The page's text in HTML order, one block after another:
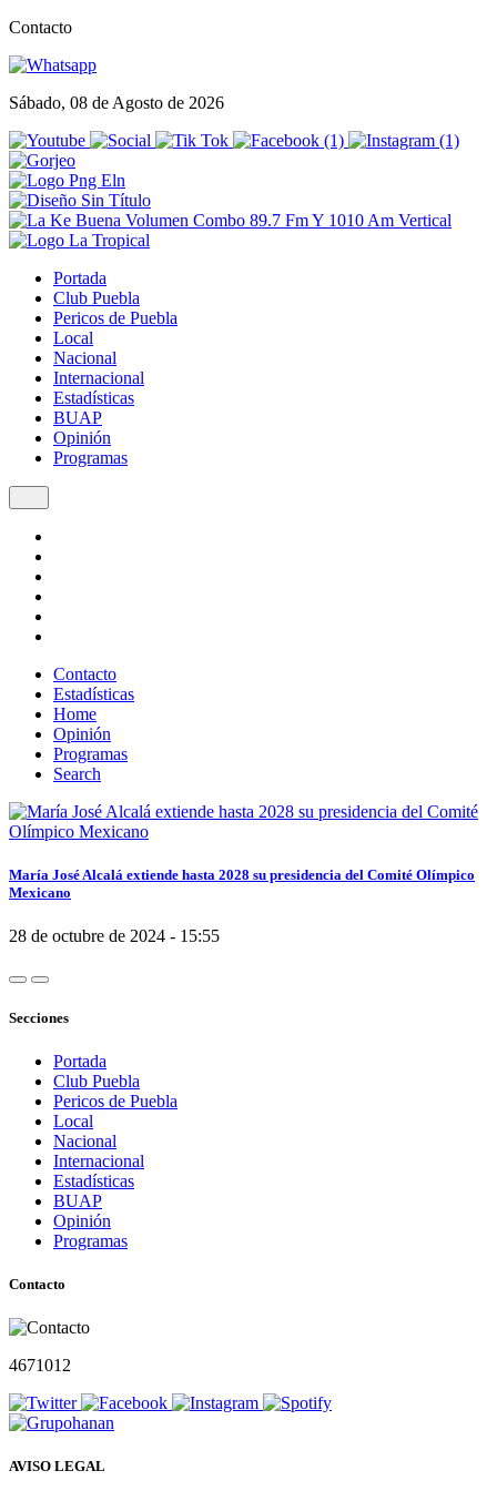
Contacto
Sábado, 08 de Agosto de 2026
Portada
Club Puebla
Pericos de Puebla
Local
Nacional
Internacional
Estadísticas
BUAP
Opinión
Programas
Contacto
Estadísticas
Home
Opinión
Programas
Search
María José Alcalá extiende hasta 2028 su presidencia del Comité Olímpico
Mexicano
28 de octubre de 2024 - 15:55
Secciones
Portada
Club Puebla
Pericos de Puebla
Local
Nacional
Internacional
Estadísticas
BUAP
Opinión
Programas
Contacto
4671012
AVISO LEGAL